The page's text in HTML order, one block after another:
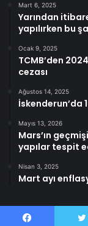
Mart 6, 2025
Yarından
yapılırken bu
Ocak 9, 2025
TCMB’den
cezası
Ağustos 14, 2025
İskenderun’da
Mayıs 13, 2026
Mars’ın
yapılar tespit
Nisan 3, 2025
Mart ayı